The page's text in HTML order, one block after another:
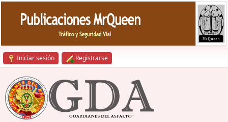
Iniciar sesión Registrarse